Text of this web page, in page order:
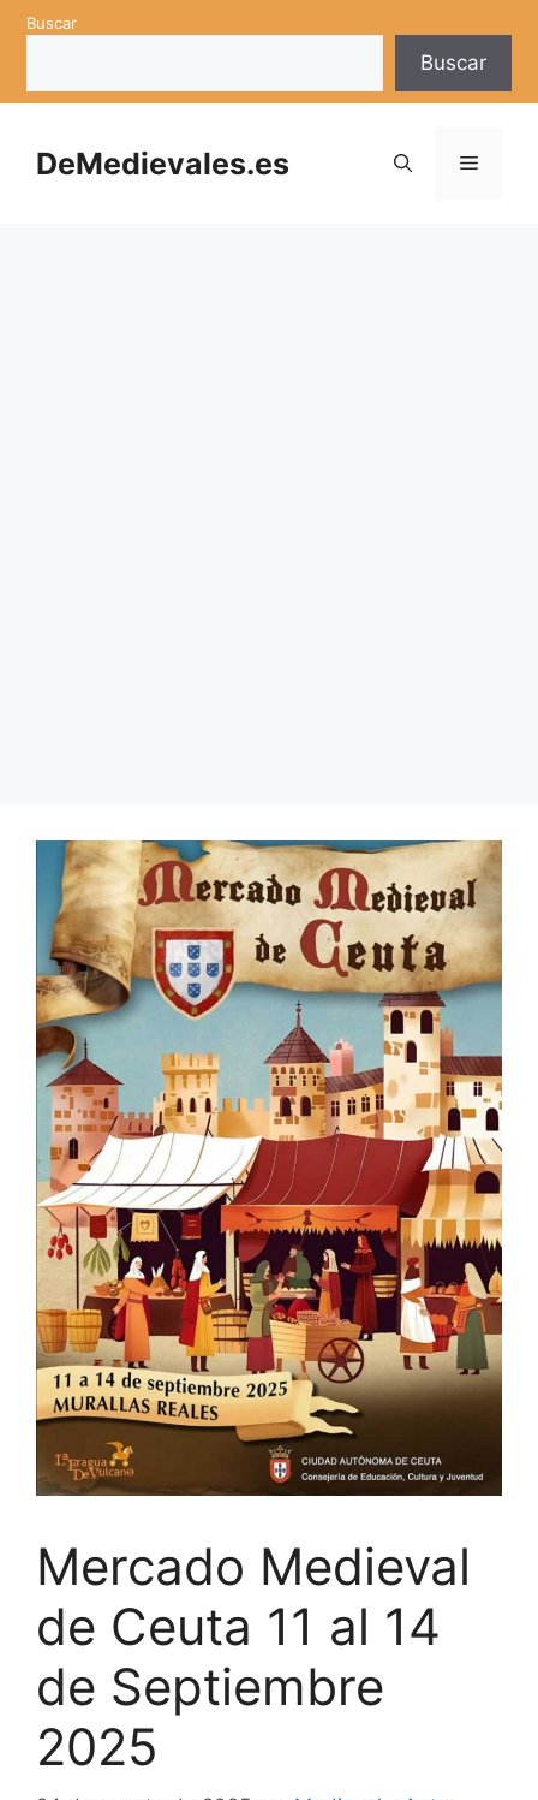
SaltarBuscar
Buscar
DeMedievales.es Menú
Mercado Medieval
de Ceuta 11 al 14
de Septiembre
2025